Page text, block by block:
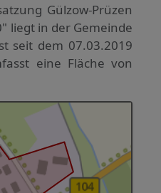
Gülzow-Prüzen
liegt in der Gemeinde
seit dem 07.03.2019
eine Fläche von